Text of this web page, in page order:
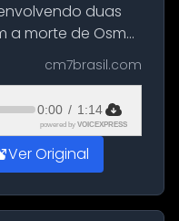
duas
morte de Osmar
no município
no interior do
n...
cm7brasil.com
0:00 / 1:14
powered by VOICEXPRESS
Ver Original